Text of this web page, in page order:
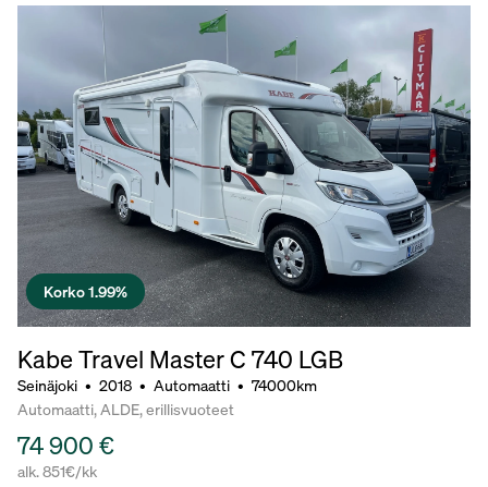
Korko 1.99%
Kabe Travel Master C 740 LGB
Seinäjoki • 2018 • Automaatti • 74000km
Automaatti, ALDE, erillisvuoteet
74 900 €
alk. 851€/kk